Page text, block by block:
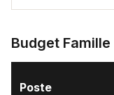
Budget
Poste